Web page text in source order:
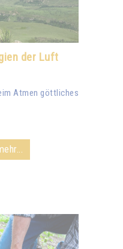
der Luft
Atmen göttliches